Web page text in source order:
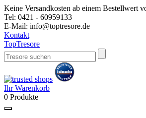
Keine Versandkosten ab einem Bestellwert
Tel: 0421 - 60959133
E-Mail: info@toptresore.de
Kontakt
TopTresore
Ihr Warenkorb
0 Produkte